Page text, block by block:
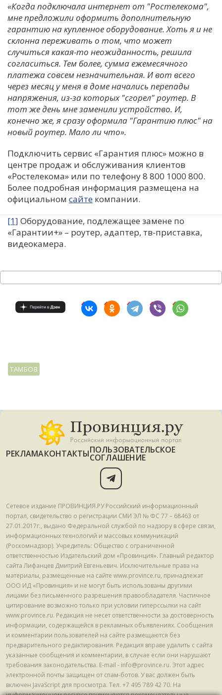
«Когда подключала интернет от "Ростелекома",
мне предложили оформить дополнительную
гарантию на купленное оборудование. Хоть я и не
склонна переживать о том, что может
случиться какая-то неожиданность, решила
согласиться. Тем более, сумма ежемесячного
платежа совсем незначительная. И вот всего
через месяц у меня в доме начались перепады
напряжения, из-за которых "сгорел" роутер. В
тот же день мне заменили устройство. И,
конечно же, я сразу оформила "Гарантию плюс" на
новый роутер. Мало ли что».
Подключить сервис «Гарантия плюс» можно в
центре продаж и обслуживания клиентов
«Ростелекома» или по телефону 8 800 1000 800.
Более подробная информация размещена на
официальном сайте компании.
[1] Оборудование, подлежащее замене по
«Гарантии+» – роутер, адаптер, тв-приставка,
видеокамера.
ТАМБОВ
РЕКЛАМАКОНТАКТЫПОЛЬЗОВАТЕЛЬСКОЕ
СОГЛАШЕНИЕ
Сетевое издание ПРОВИНЦИЯ.РУ Российский информационный
портал, свидетельство о регистрации СМИ ЭЛ № ФС 77 – 68463 от
27.01.2017г., выдано Федеральной службой по надзору в сфере связи,
информационных технологий и массовых коммуникаций
(Роскомнадзор). Учредитель: Общество с ограниченной
ответственностью Издательский дом «Провинция». Главный редактор
сайта Лифанцев Дмитрий Евгеньевич. Исключительные права на
материалы, размещенные на сайте www.province.ru, принадлежат
ООО ИД «Провинция» и не могут быть использованы другими
лицами без письменного разрешения правообладателя. Частичное
цитирование возможно только при условии гиперссылки на сайт
www.province.ru. Редакция не несет ответственности за достоверность
информации, содержащейся в рекламных объявлениях. Сообщения
и комментарии пользователей на сайте размещаются без
предварительного редактирования. Редакция вправе удалить с сайта
указанные сообщения и комментарии, в случае если они нарушают
требования законодательства. E-mail - info@province.ru. Этот адрес
электронной почты защищен от спам-ботов. У вас должен быть
включен JavaScript для просмотра. Tел. +7 495 789 42 70. На